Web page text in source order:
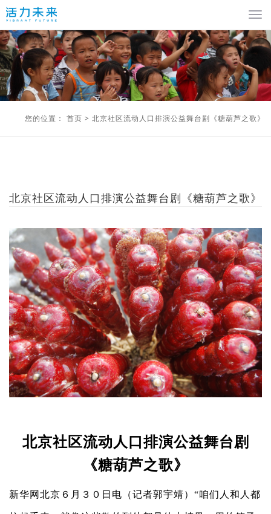
您的位置： 首页 > 北京社区流动人口排演公益舞台剧《糖葫芦之歌》
北京社区流动人口排演公益舞台剧《糖葫芦之歌》
北京社区流动人口排演公益舞台剧
《糖葫芦之歌》
新华网北京６月３０日电（记者郭宇靖）“咱们人和人都